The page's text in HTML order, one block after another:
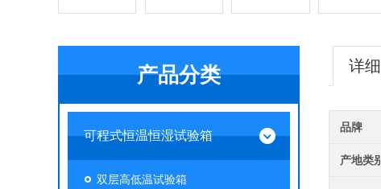
产品分类
可程式恒温恒湿试验箱
双层高低温试验箱
详
品牌
产地类